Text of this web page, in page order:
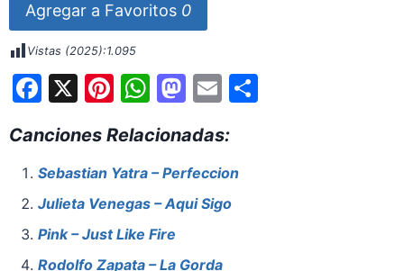
Agregar a Favoritos 0
Vistas (2025):1.095
F
c
e
b
o
o
X Pi
er
e
st
W
at
s
A
p
p
M
st
o
d
n
E
ai
l
S
Canciones Relacionadas:
Sebastian Yatra – Perfeccion
Julieta Venegas – Aqui Sigo
Pink – Just Like Fire
Rodolfo Zapata – La Gorda